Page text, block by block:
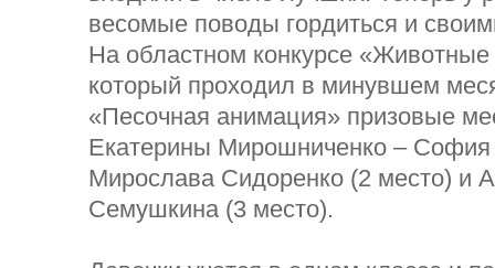
весомые поводы гордиться и
На областном конкурсе
который проходил в минувшем
«Песочная анимация» призовые
Екатерины Мирошниченко – София
Мирослава Сидоренко (2 место) и
Семушкина (3 место).